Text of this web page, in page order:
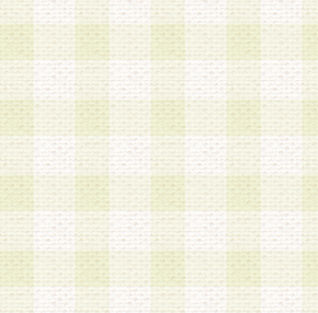
登録の際に申告する登録情報の全
の申告をも行ってはならないものと
のログインＩＤおよびパスワード
。
IDおよびパスワードの管理
登録後、本サイト内にて本サービ
、前条に基づき当社から付与された
用するものとします。